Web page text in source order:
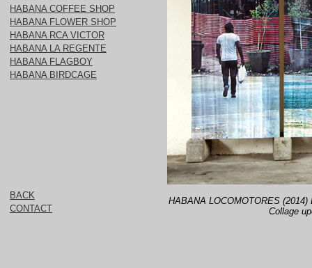
HABANA COFFEE SHOP
HABANA FLOWER SHOP
HABANA RCA VICTOR
HABANA LA REGENTE
HABANA FLAGBOY
HABANA BIRDCAGE
BACK
CONTACT
HABANA LOCOMOTORES
Collage